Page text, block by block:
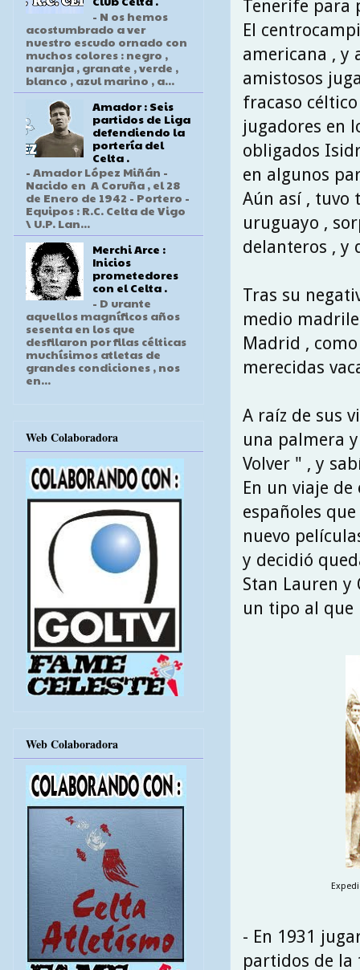
Tenerife para
El
americana , y
amistosos
fracaso
jugadores en
obligados
en algunos
Aún así , tuvo
uruguayo ,
delanteros , y
Tras su
medio
Madrid ,
merecidas
A raíz de sus
una palmera
Volver " , y
En un viaje
españoles
nuevo
y decidió
Stan Lauren
un tipo al que
- En 1931
partidos de la
- N os hemos
acostumbrado a ver
nuestro escudo ornado con
muchos colores : negro ,
naranja , granate , verde ,
blanco , azul marino , a...
Amador : Seis
partidos de Liga
defendiendo la
portería del
Celta .
- Amador López Miñán -
Nacido en A Coruña , el 28
de Enero de 1942 - Portero -
Equipos : R.C. Celta de Vigo
\ U.P. Lan...
Merchi Arce :
Inicios
prometedores
con el Celta .
- D urante
aquellos magníficos años
sesenta en los que
desfilaron por filas célticas
muchísimos atletas de
grandes condiciones , nos
en...
Web Colaboradora
Web Colaboradora